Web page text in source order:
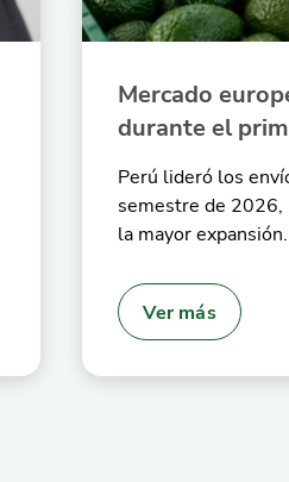
Mercado
durante el
Perú lideró los
semestre de 2026,
la mayor expansión.
Ver más